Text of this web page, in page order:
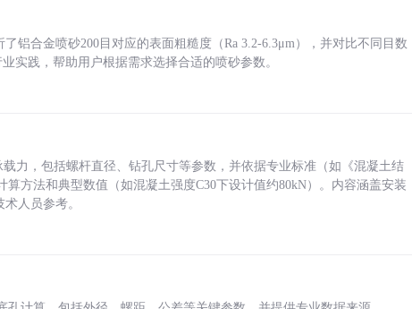
铝合金喷砂200目对应的表面粗糙度（Ra 3.2-6.3μm），并对比不同目数
实践，帮助用户根据需求选择合适的喷砂参数。
力，包括螺杆直径、钻孔尺寸等参数，并依据专业标准（如《混凝土结
算方法和典型数值（如混凝土强度C30下设计值约80kN）。内容涵盖安装
人员参考。